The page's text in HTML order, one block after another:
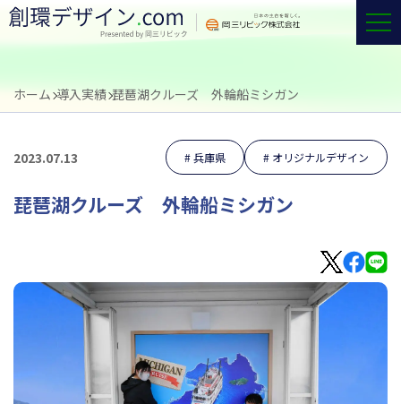
ホーム 導入実績 琵琶湖クルーズ 外輪船ミシガン
2023.07.13 兵庫県 オリジナルデザイン
琵琶湖クルーズ 外輪船ミシガン